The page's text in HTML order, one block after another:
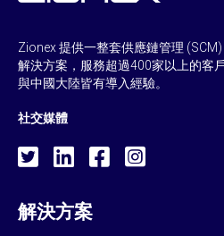
Zionex 提供一整套供應鏈管理
解決方案，服務超過400家以上的客
與中國大陸皆有導入經驗。
社交媒體
解決方案